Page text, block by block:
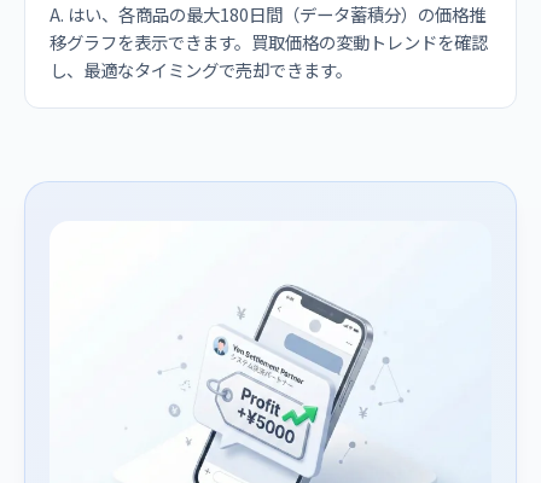
A. はい、各商品の最大180日間（データ蓄積分）の価格推
移グラフを表示できます。買取価格の変動トレンドを確認
し、最適なタイミングで売却できます。